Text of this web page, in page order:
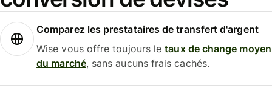
Comparez les prestataires de transfert d'argent
Wise vous offre toujours letaux de change moyen
du marché, sans aucuns frais cachés.